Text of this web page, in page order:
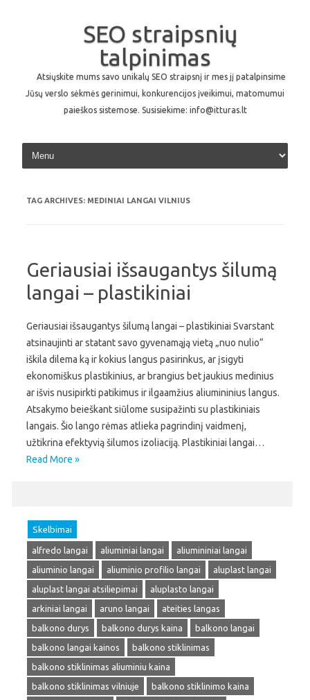
SEO straipsnių
talpinimas
Atsiųskite mums savo unikalų SEO straipsnį ir mes jį patalpinsime
Jūsų verslo sėkmės gerinimui, konkurencijos įveikimui, matomumui
paieškos sistemose. Susisiekime: info@itturas.lt
Skip to content
TAG ARCHIVES: MEDINIAI LANGAI VILNIUS
Geriausiai išsaugantys šilumą
langai – plastikiniai
Geriausiai išsaugantys šilumą langai – plastikiniai Svarstant
atsinaujinti ar statant savo gyvenamąją vietą „nuo nulio“
iškila dilema ką ir kokius langus pasirinkus, ar įsigyti
ekonomiškus plastikinius, ar brangius bet jaukius medinius
ar išvis nusipirkti patikimus ir ilgaamžius aliumininius langus.
Atsakymo beieškant siūlome susipažinti su plastikiniais
langais. Šio lango rėmas atlieka pagrindinį vaidmenį,
užtikrina efektyvią šilumos izoliaciją. Plastikiniai langai…
Read More »
Skelbimai
alfredo langai aliuminiai langai
aliumininiai langai
aliuminio langai
aliuminio profilio langai
aluplast langai
aluplast langai atsiliepimai
aluplasto langai
arkiniai langai
aruno langai
ateities langas
balkono durys
balkono durys kaina
balkono langai
balkono langai kainos
balkono stiklinimas
balkono stiklinimas aliuminiu kaina
balkono stiklinimas vilniuje
balkono stiklinimo kaina